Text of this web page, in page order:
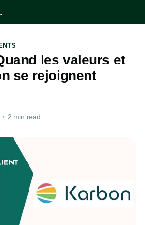
les valeurs et
se rejoignent
• 2 min read